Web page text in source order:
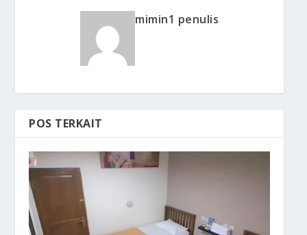
mimin1 penulis
POS TERKAIT